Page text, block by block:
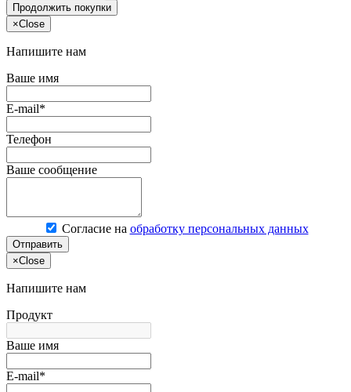
Продолжить покупки
×Close
Напишите нам
Ваше имя
E-mail*
Телефон
Ваше сообщение
Согласие на обработку персональных данных
Отправить
×Close
Напишите нам
Продукт
Ваше имя
E-mail*